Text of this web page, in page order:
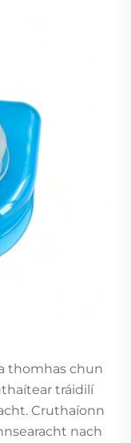
thomhas chun
tráidilí
Cruthaíonn
nach